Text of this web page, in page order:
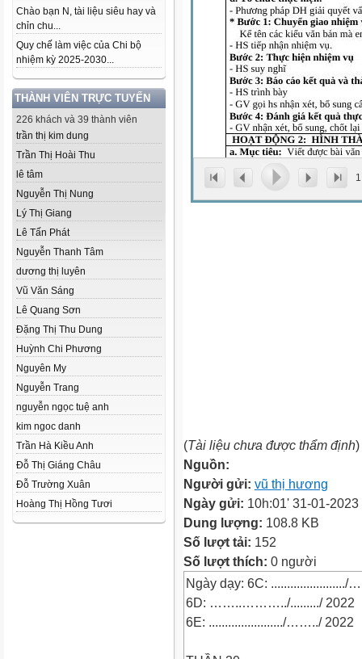
Chào bạn N, tài liệu siêu hay và
chỉn chu...
Quy chế làm việc của Chi bộ
nhiệm kỳ 2025-2030...
THÀNH VIÊN TRỰC TUYẾN
226 khách và 39 thành viên
trần thị kim dung
Trần Thị Hoài Thu
lê tâm
Nguyễn Thị Nung
Lý Thị Giang
Lê Tấn Phát
Nguyễn Thanh Tâm
dương thị luyên
Vũ Văn Sáng
Lê Quang Sơn
Đặng Thị Thu Dung
Huỳnh Chi Phương
Nguyên My
Nguyễn Trang
nguyễn ngọc tuệ anh
kim ngoc danh
Trần Hà Kiều Anh
Đỗ Thị Giáng Châu
Đỗ Trường Xuân
Hoàng Thị Hồng Tươi
1
(Tài liệu chưa được thẩm định)
Nguồn:
Người gửi: vũ thị hương
Ngày gửi: 10h:01' 31-01-2023
Dung lượng: 108.8 KB
Số lượt tải: 152
Số lượt thích: 0 người
Ngày dạy: 6C:
6D: ……..………../........./ 2022
6E: ......................./……../ 2022